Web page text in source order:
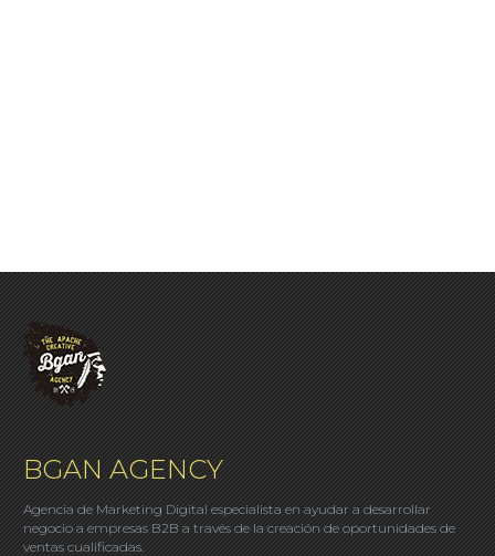
BGAN AGENCY
Agencia de Marketing Digital especialista en ayudar a desarrollar
negocio a empresas B2B a través de la creación de oportunidades de
ventas cualificadas.